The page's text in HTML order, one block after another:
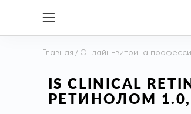
Главная / Онлайн-витрина
IS CLINICAL
РЕТИНОЛОМ 1.0,